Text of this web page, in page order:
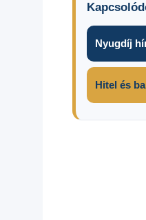
Nyugdíj
Hitel és